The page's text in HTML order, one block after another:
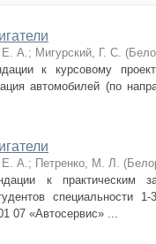
Е. А.; Мигурский, Г. С. (
к курсовому
автомобилей (по
Е. А.; Петренко, М. Л. (
к практическим
специальности
07 «Автосервис» ...